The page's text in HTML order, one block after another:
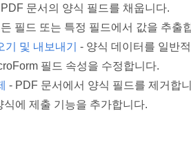
문서의 양식 필드를 채웁니다.
필드 또는 특정 필드에서 값을 추출
및 내보내기
- 양식 데이터를 일반
필드 속성을 수정합니다.
- PDF 문서에서 양식 필드를 제거합
식에 제출 기능을 추가합니다.